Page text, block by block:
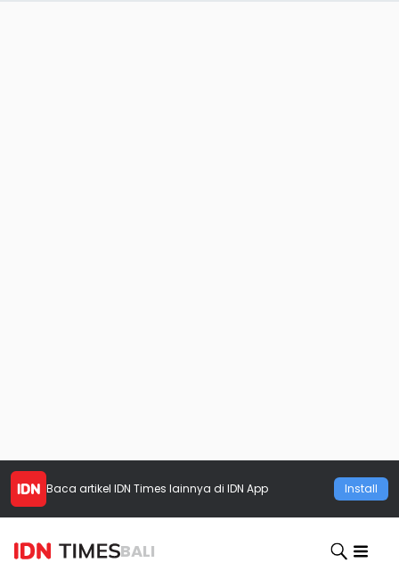
Baca artikel IDN Times lainnya di IDN App Install
BALI